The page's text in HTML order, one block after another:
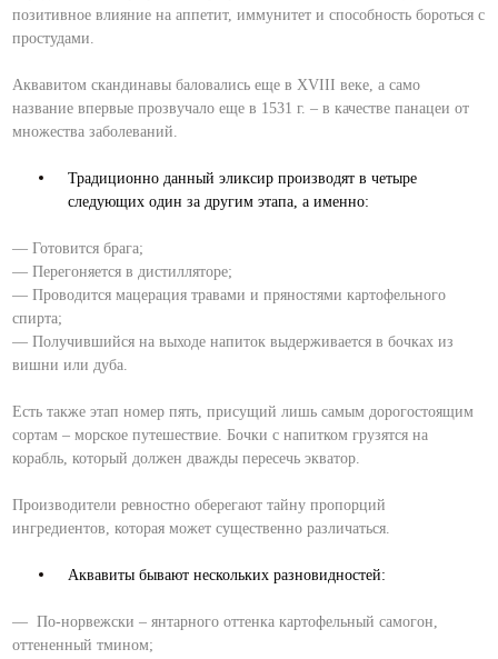
позитивное влияние на аппетит, иммунитет и способность бороться с
простудами.
Аквавитом скандинавы баловались еще в XVIII веке, а само
название впервые прозвучало еще в 1531 г. – в качестве панацеи от
множества заболеваний.
Традиционно данный эликсир производят в четыре
следующих один за другим этапа, а именно:
— Готовится брага;
— Перегоняется в дистилляторе;
— Проводится мацерация травами и пряностями картофельного
спирта;
— Получившийся на выходе напиток выдерживается в бочках из
вишни или дуба.
Есть также этап номер пять, присущий лишь самым дорогостоящим
сортам – морское путешествие. Бочки с напитком грузятся на
корабль, который должен дважды пересечь экватор.
Производители ревностно оберегают тайну пропорций
ингредиентов, которая может существенно различаться.
Аквавиты бывают нескольких разновидностей:
— По-норвежски – янтарного оттенка картофельный самогон,
оттененный тмином;